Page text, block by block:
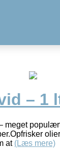
– 1
meget
at (Læs mere)